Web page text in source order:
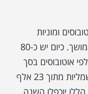
ומוניות
חשמליים, אך מדובר בתהליך איטי וממושך. כיום יש כ-80
אוטובוסים בסך
הכול; וכ-750 מוניות היברידיות או חשמליות מתוך 23 אלף